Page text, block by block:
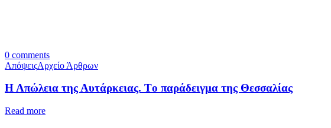
0 comments
ΑπόψειςΑρχείο Άρθρων
Η Απώλεια της Αυτάρκειας. Tο παράδειγμα της Θεσσαλίας
Read more